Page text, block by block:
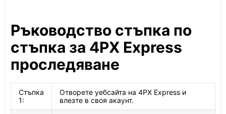
Ръководство стъпка по
стъпка за 4PX Express
проследяване
Стъпка
1:
Отворете уебсайта на 4PX Express и
влезте в своя акаунт.